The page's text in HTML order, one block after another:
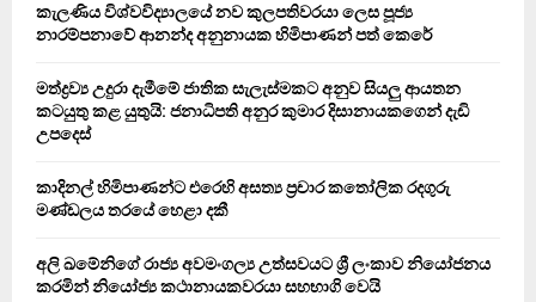
r
H
කැලණිය විශ්වවිද්‍යාලයේ නව කුලපතිවරයා ලෙස පූජ්‍ය
නාරම්පනාවේ ආනන්ද අනුනායක හිමිපාණන් පත් කෙරේ
මත්ද්‍රව්‍ය උදුරා දැමීමේ ජාතික සැලැස්මකට අනුව සියලු ආයතන
කටයුතු කළ යුතුයි: ජනාධිපති අනුර කුමාර දිසානායකගෙන් දැඩි
උපදෙස්
කාදිනල් හිමිපාණන්ට එරෙහි අසත්‍ය ප්‍රචාර කතෝලික රදගුරු
මණ්ඩලය තරයේ හෙළා දකී
අලි ඛමේනිගේ රාජ්‍ය අවමංගල්‍ය උත්සවයට ශ්‍රී ලංකාව නියෝජනය
කරමින් නියෝජ්‍ය කථානායකවරයා සහභාගි වෙයි